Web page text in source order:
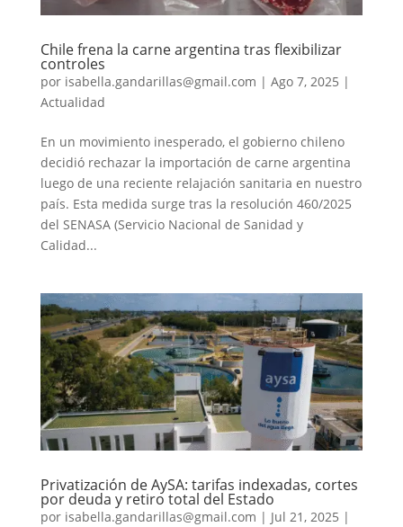
Chile frena la carne argentina tras flexibilizar
controles
por isabella.gandarillas@gmail.com | Ago 7, 2025 |
Actualidad
En un movimiento inesperado, el gobierno chileno
decidió rechazar la importación de carne argentina
luego de una reciente relajación sanitaria en nuestro
país. Esta medida surge tras la resolución 460/2025
del SENASA (Servicio Nacional de Sanidad y
Calidad...
Privatización de AySA: tarifas indexadas, cortes
por deuda y retiro total del Estado
por isabella.gandarillas@gmail.com | Jul 21, 2025 |